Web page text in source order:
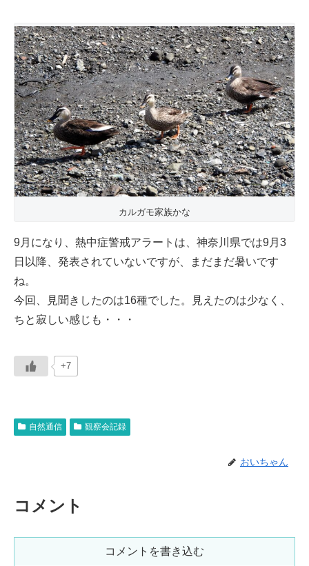
カルガモ家族かな
9月になり、熱中症警戒アラートは、神奈川県では9月3
日以降、発表されていないですが、まだまだ暑いです
ね。
今回、見聞きしたのは16種でした。見えたのは少なく、
ちと寂しい感じも・・・
+7
自然通信 観察会記録
おいちゃん
コメント
コメントを書き込む